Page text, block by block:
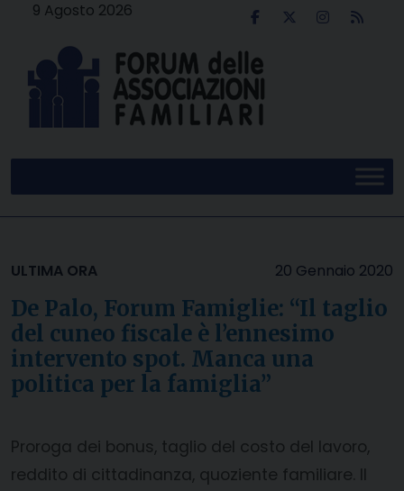
9 Agosto 2026
20 Gennaio 2020
ULTIMA ORA
De Palo, Forum Famiglie: “Il taglio
del cuneo fiscale è l’ennesimo
intervento spot. Manca una
politica per la famiglia”
Proroga dei bonus, taglio del costo del lavoro,
reddito di cittadinanza, quoziente familiare. Il